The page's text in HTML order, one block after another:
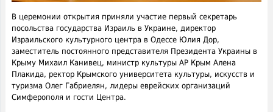
В церемонии открытия приняли участие первый секретарь
посольства государства Израиль в Украине, директор
Израильского культурного центра в Одессе Юлия Дор,
заместитель постоянного представителя Президента Украины в
Крыму Михаил Канивец, министр культуры АР Крым Алена
Плакида, ректор Крымского университета культуры, искусств и
туризма Олег Габриелян, лидеры еврейских организаций
Симферополя и гости Центра.